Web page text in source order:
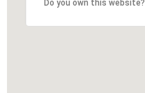
Do you own this website?